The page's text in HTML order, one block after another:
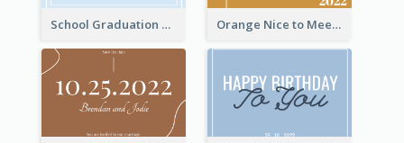
School Graduation Celebration Card Orange Nice to Meet You Greeting Card